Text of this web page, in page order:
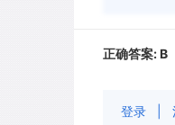
正确答案:B
登录